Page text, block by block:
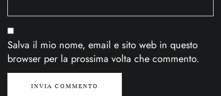
Salva il mio nome, email e sito web in questo
browser per la prossima volta che commento.